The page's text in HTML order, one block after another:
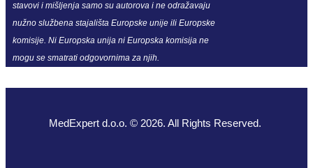
stavovi i mišljenja samo su autorova i ne odražavaju
nužno službena stajališta Europske unije ili Europske
komisije. Ni Europska unija ni Europska komisija ne
mogu se smatrati odgovornima za njih.
MedExpert d.o.o. © 2026. All Rights Reserved.